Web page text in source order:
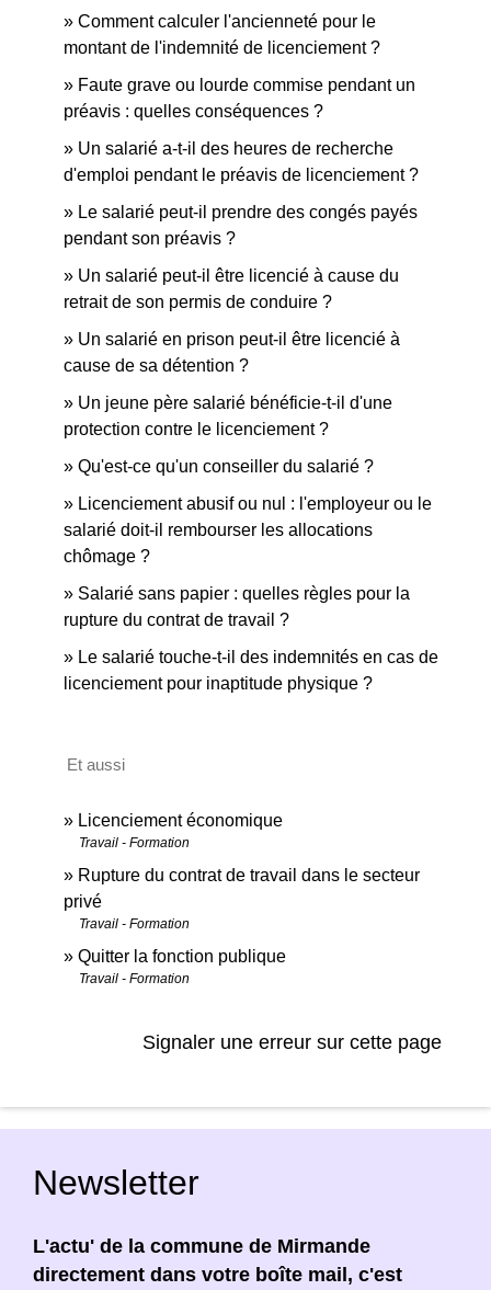
Comment calculer l'ancienneté pour le
montant de l'indemnité de licenciement ?
Faute grave ou lourde commise pendant un
préavis : quelles conséquences ?
Un salarié a-t-il des heures de recherche
d'emploi pendant le préavis de licenciement ?
Le salarié peut-il prendre des congés payés
pendant son préavis ?
Un salarié peut-il être licencié à cause du
retrait de son permis de conduire ?
Un salarié en prison peut-il être licencié à
cause de sa détention ?
Un jeune père salarié bénéficie-t-il d'une
protection contre le licenciement ?
Qu'est-ce qu'un conseiller du salarié ?
Licenciement abusif ou nul : l'employeur ou le
salarié doit-il rembourser les allocations
chômage ?
Salarié sans papier : quelles règles pour la
rupture du contrat de travail ?
Le salarié touche-t-il des indemnités en cas de
licenciement pour inaptitude physique ?
Et aussi
Licenciement économique
Travail - Formation
Rupture du contrat de travail dans le secteur
privé
Travail - Formation
Quitter la fonction publique
Travail - Formation
Signaler une erreur sur cette page
Newsletter
L'actu' de la commune de Mirmande
directement dans votre boîte mail, c'est